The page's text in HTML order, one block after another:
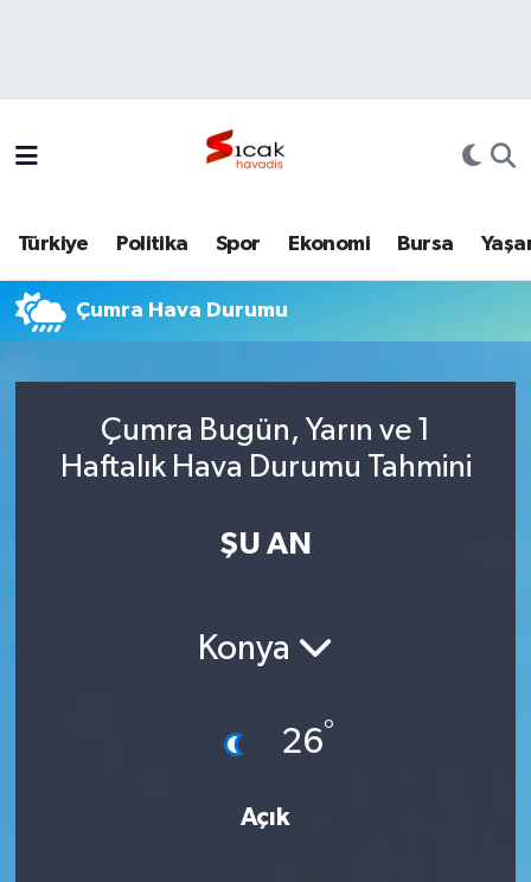
Türkiye Politika Spor Ekonomi Bursa
Çumra Hava Durumu
Çumra Bugün, Yarın ve 1
Haftalık Hava Durumu Tahmini
ŞU AN
Konya
26°
Açık
Türkiye
Haber Arşivi